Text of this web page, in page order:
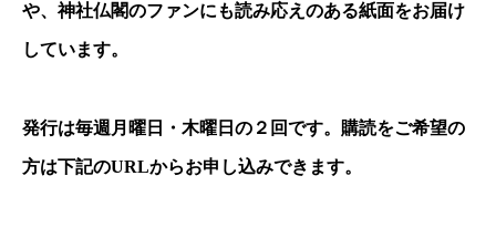
や、神社仏閣のファンにも読み応えのある紙面をお届け
しています。
発行は毎週月曜日・木曜日の２回です。購読をご希望の
方は下記のURLからお申し込みできます。